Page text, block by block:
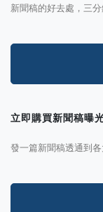
新聞稿的好去處，三
立即購買新聞稿曝
發一篇新聞稿透通到